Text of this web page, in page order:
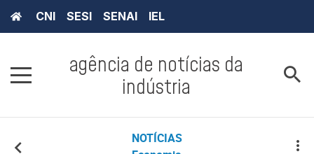
CNI SESI SENAI IEL
agência de notícias da
indústria
NOTÍCIAS